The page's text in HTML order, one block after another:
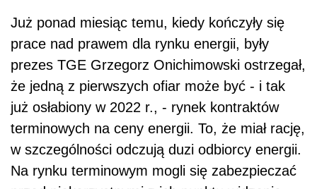
Już ponad miesiąc temu, kiedy kończyły się
prace nad prawem dla rynku energii, były
prezes TGE Grzegorz Onichimowski ostrzegał,
że jedną z pierwszych ofiar może być - i tak
już osłabiony w 2022 r., - rynek kontraktów
terminowych na ceny energii. To, że miał rację,
w szczególności odczują duzi odbiorcy energii.
Na rynku terminowym mogli się zabezpieczać